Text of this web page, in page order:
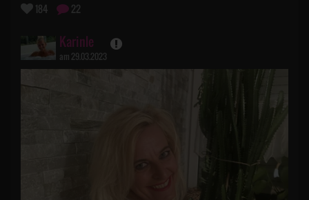
184 22
Karinle
am 29.03.2023